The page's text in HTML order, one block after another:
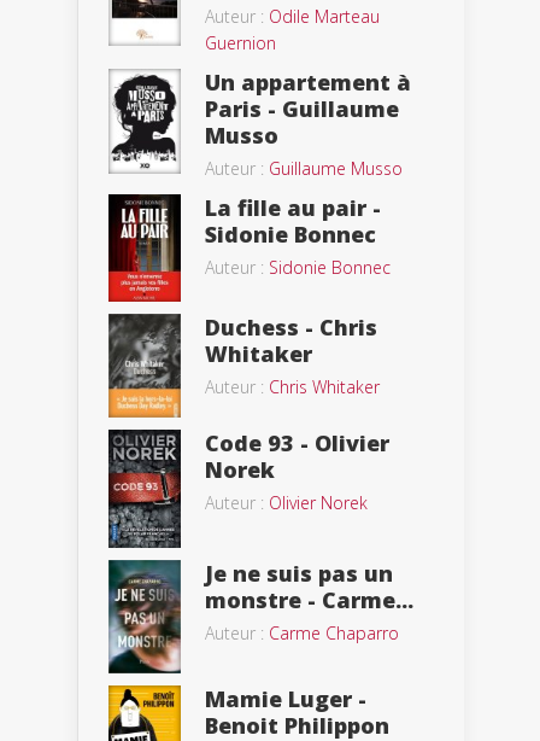
Auteur : Odile Marteau
Guernion
Un appartement à
Paris - Guillaume
Musso
Auteur : Guillaume Musso
La fille au pair -
Sidonie Bonnec
Auteur : Sidonie Bonnec
Duchess - Chris
Whitaker
Auteur : Chris Whitaker
Code 93 - Olivier
Norek
Auteur : Olivier Norek
Je ne suis pas un
monstre - Carme...
Auteur : Carme Chaparro
Mamie Luger -
Benoit Philippon